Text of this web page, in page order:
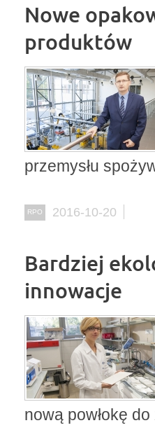
Nowe
produktów
przemysłu
RPO 2016-10-20
Bardziej
innowacje
nową powłokę